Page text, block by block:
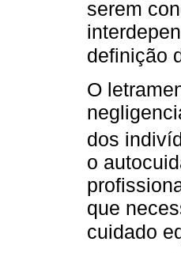
serem
definição
O
dos
o
que
cuidado